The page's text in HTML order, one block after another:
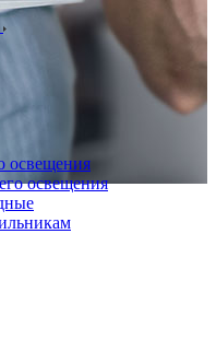
освещения
освещения